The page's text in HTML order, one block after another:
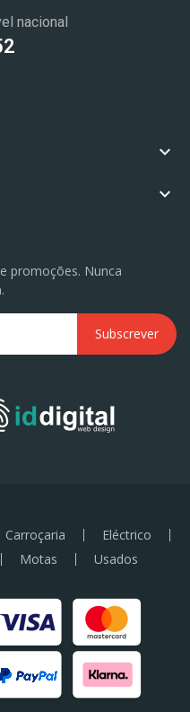
nacional


promoções. Nunca
Subscrever
Carroçaria
Eléctrico
Motas Usados